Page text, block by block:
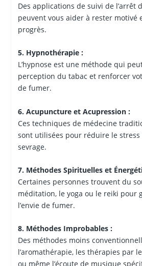
Des applications de suivi de l’arrêt
peuvent vous aider à rester motivé
progrès.
5. Hypnothérapie :
L’hypnose est une méthode qui
perception du tabac et renforcer
de fumer.
6. Acupuncture et Acupression :
Ces techniques de médecine
sont utilisées pour réduire le stress
sevrage.
7. Méthodes Spirituelles et
Certaines personnes trouvent du
méditation, le yoga ou le reiki pour
l’envie de fumer.
8. Méthodes Improbables :
Des méthodes moins
l’aromathérapie, les thérapies par
ou même l’écoute de musique